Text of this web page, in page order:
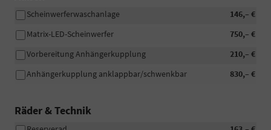
146,– €
Scheinwerferwaschanlage
750,– €
Matrix-LED-Scheinwerfer
210,– €
Vorbereitung Anhängerkupplung
830,– €
Anhängerkupplung anklappbar/schwenkbar
Räder & Technik